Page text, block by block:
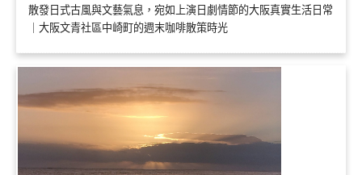
散發日式古風與文藝氣息，宛如上演日劇情節的大阪真實生活日常
｜大阪文青社區中崎町的週末咖啡散策時光